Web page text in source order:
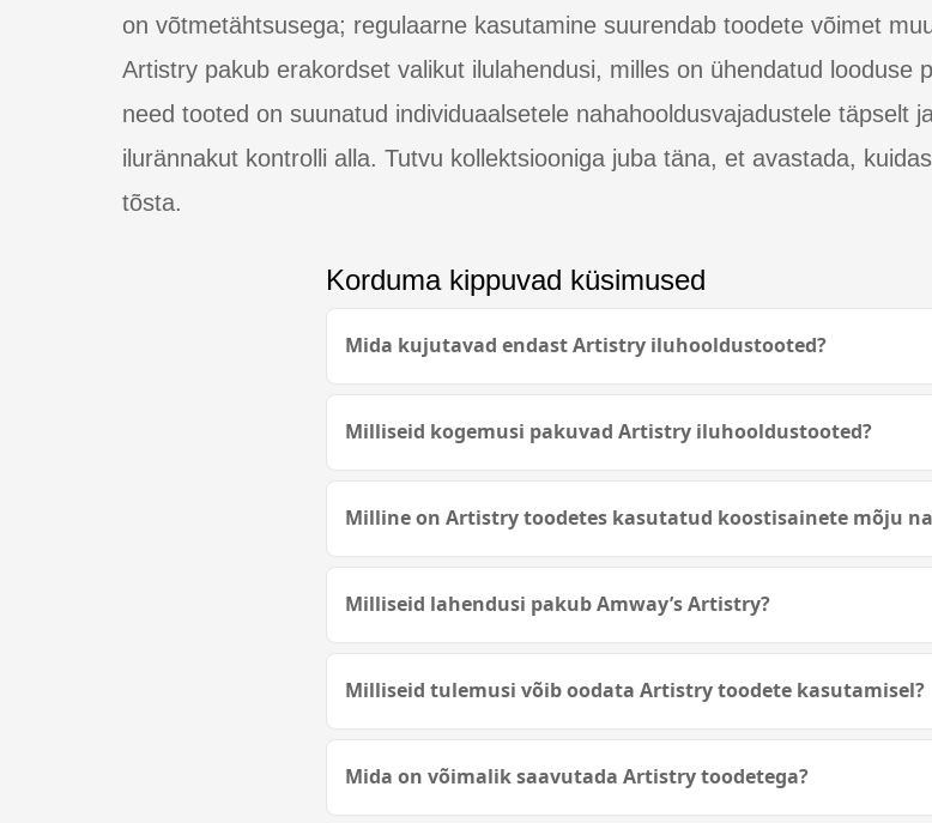
on võtmetähtsusega; regulaarne kasutamine suurendab toodete võimet
Artistry pakub erakordset valikut ilulahendusi, milles on ühendatud looduse
need tooted on suunatud individuaalsetele nahahooldusvajadustele täpselt
ilurännakut kontrolli alla. Tutvu kollektsiooniga juba täna, et avastada,
tõsta.
Korduma kippuvad küsimused
Mida kujutavad endast Artistry iluhooldustooted?
Milliseid kogemusi pakuvad Artistry iluhooldustooted?
Milline on Artistry toodetes kasutatud koostisainete mõju
Milliseid lahendusi pakub Amway’s Artistry?
Milliseid tulemusi võib oodata Artistry toodete kasutamisel?
Mida on võimalik saavutada Artistry toodetega?